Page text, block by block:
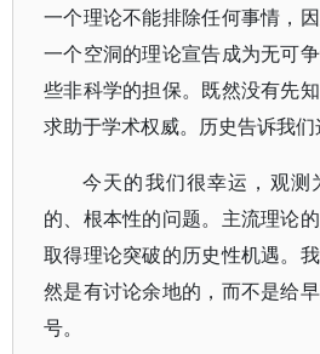
一个理论不能排除任何事情，
一个空洞的理论宣告成为无可
些非科学的担保。既然没有先
求助于学术权威。历史告诉我们
今天的我们很幸运，观测
的、根本性的问题。主流理论
取得理论突破的历史性机遇。
然是有讨论余地的，而不是给
号。